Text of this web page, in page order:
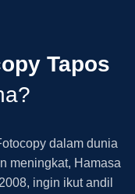
Tapos
dalam dunia
meningkat, Hamasa
ingin ikut andil